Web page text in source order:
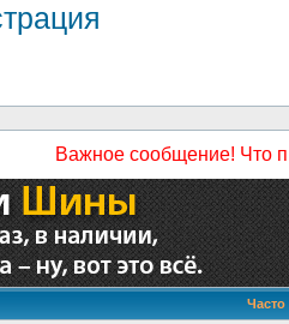
Важное сообщение! Что